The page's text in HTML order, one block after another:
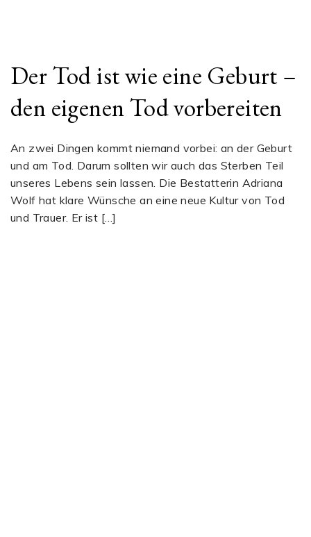
Der Tod ist wie eine Geburt –
den eigenen Tod vorbereiten
An zwei Dingen kommt niemand vorbei: an der Geburt
und am Tod. Darum sollten wir auch das Sterben Teil
unseres Lebens sein lassen. Die Bestatterin Adriana
Wolf hat klare Wünsche an eine neue Kultur von Tod
und Trauer. Er ist […]